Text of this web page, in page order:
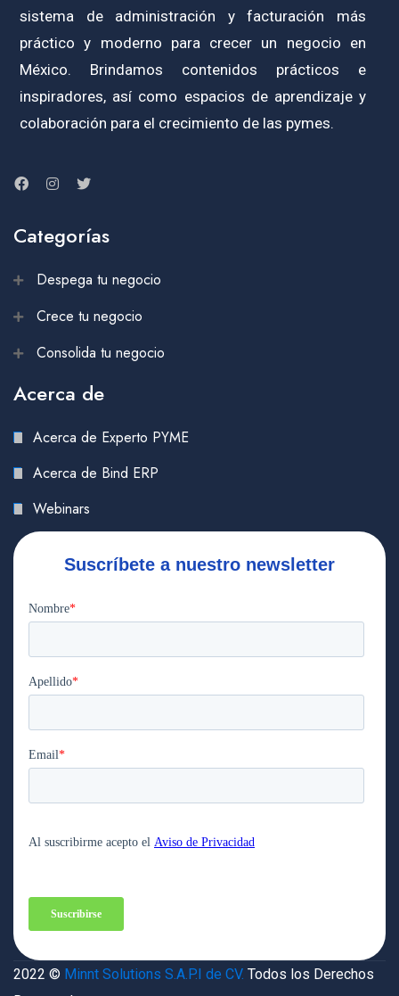
sistema de administración y facturación más
práctico y moderno para crecer un negocio en
México. Brindamos contenidos prácticos e
inspiradores, así como espacios de aprendizaje y
colaboración para el crecimiento de las pymes.
Categorías
Despega tu negocio
Crece tu negocio
Consolida tu negocio
Acerca de
Acerca de Experto PYME
Acerca de Bind ERP
Webinars
Suscríbete a nuestro newsletter
2022 © Minnt Solutions S.A.P.I de CV. Todos los Derechos